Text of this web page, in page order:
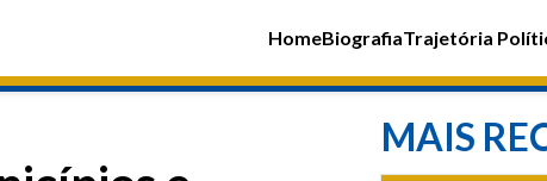
HomeBiografiaTrajetória
MAIS